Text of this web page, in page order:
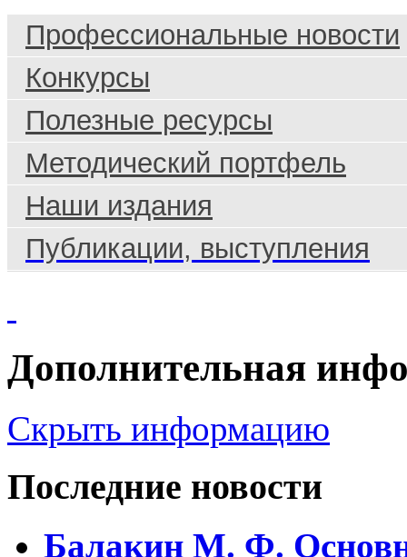
Профессиональные новости
Конкурсы
Полезные ресурсы
Методический портфель
Наши издания
Публикации, выступления
Дополнительная
Скрыть информацию
Последние новости
Балакин М. Ф.